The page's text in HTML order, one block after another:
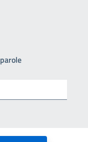
parole